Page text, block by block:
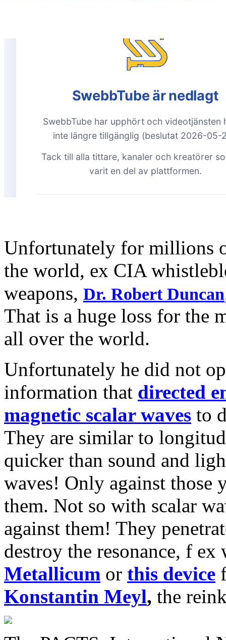
Unfortunately for millions
the world, ex CIA
weapons, Dr. Robert Duncan
That is a huge loss for the
all over the world.
Unfortunately he did not
information that directed
magnetic scalar waves to
They are similar to
quicker than sound and
waves! Only against those
them. Not so with scalar
against them! They
destroy the resonance, f
Metallicum or this device
Konstantin Meyl, the